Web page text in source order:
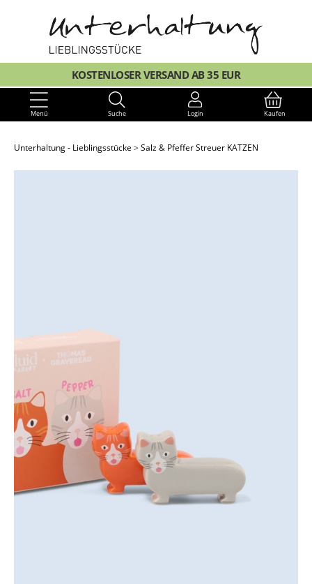
KOSTENLOSER VERSAND AB 35 EUR
Menü Suche Login Kaufen
Unterhaltung - Lieblingsstücke Salz & Pfeffer Streuer KATZEN